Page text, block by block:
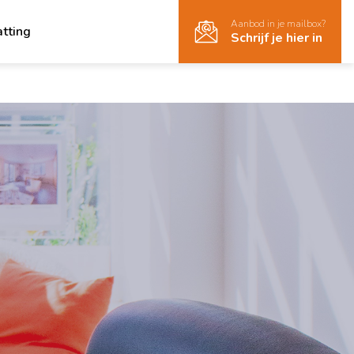
Aanbod in je mailbox?
Schrijf je hier in